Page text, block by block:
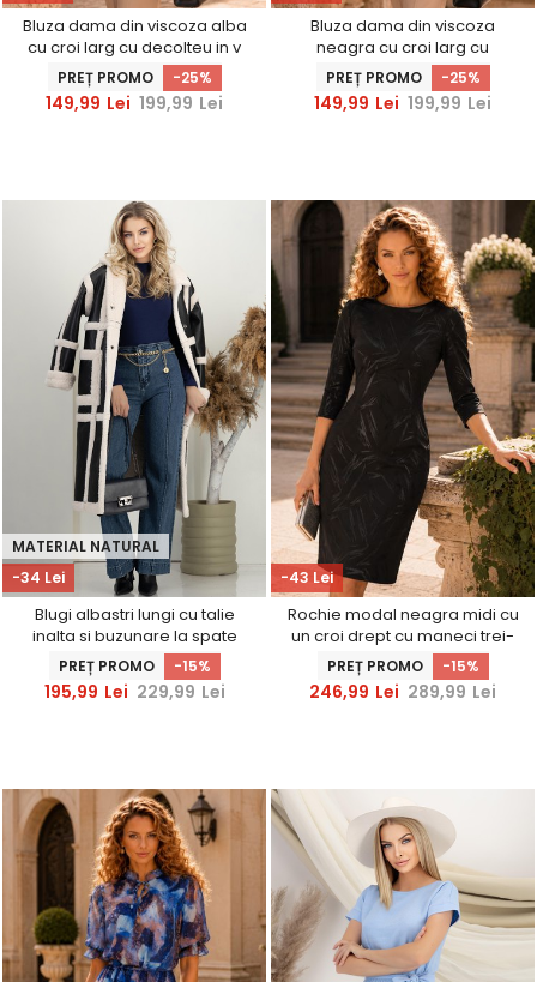
Bluza dama din viscoza alba
cu croi larg cu decolteu in v
PREȚ PROMO -25%
149,99 Lei 199,99 Lei
Bluza dama din viscoza
neagra cu croi larg cu
decolteu in v
PREȚ PROMO -25%
149,99 Lei 199,99 Lei
-34 Lei
MATERIAL NATURAL
Blugi albastri lungi cu talie
inalta si buzunare la spate
PREȚ PROMO -15%
195,99 Lei 229,99 Lei
-43 Lei
Rochie modal neagra midi cu
un croi drept cu maneci trei-
sferturi - StarShinerS
PREȚ PROMO -15%
246,99 Lei 289,99 Lei